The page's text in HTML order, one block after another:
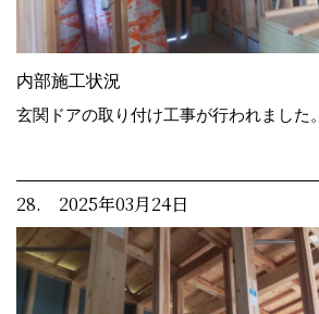
内部施工状況
玄関ドアの取り付け工事が行われました。
28. 2025年03月24日